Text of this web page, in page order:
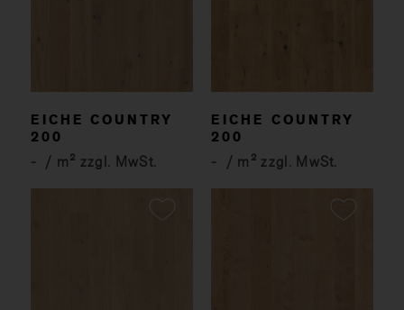
EICHE COUNTRY
200
- / m² zzgl. MwSt.
EICHE COUNTRY
200
- / m² zzgl. MwSt.